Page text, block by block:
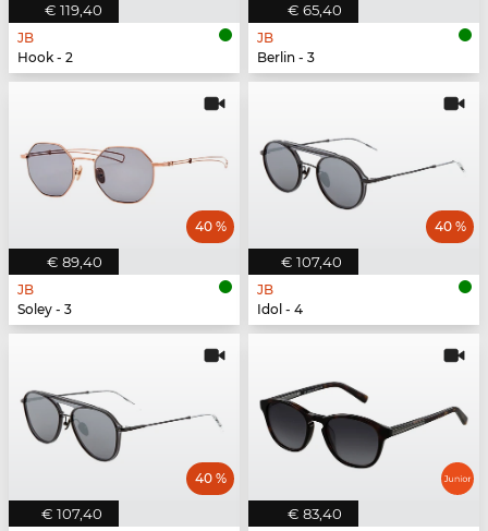
€ 119,40
JB
Hook - 2
€ 65,40
JB
Berlin - 3
€ 89,40
40 %
JB
Soley - 3
€ 107,40
40 %
JB
Idol - 4
€ 107,40
40 %
€ 83,40